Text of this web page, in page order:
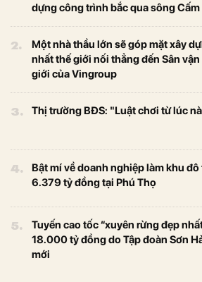
dựng công trình bắc qua sông Cấm
2.
Một nhà thầu lớn sẽ góp mặt xây
nhất thế giới nối thẳng đến Sân
giới của Vingroup
3. Thị trường BĐS: "Luật chơi từ lúc
4.
Bật mí về doanh nghiệp làm khu
6.379 tỷ đồng tại Phú Thọ
5.
Tuyến cao tốc “xuyên rừng đẹp
18.000 tỷ đồng do Tập đoàn Sơn
mới